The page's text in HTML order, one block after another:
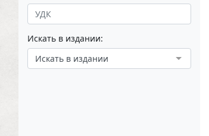
Искать в издании:
Искать в издании